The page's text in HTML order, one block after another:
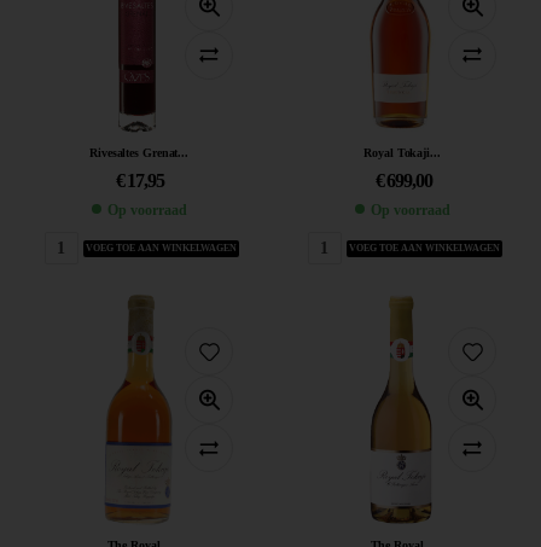
Rivesaltes Grenat...
€17,95
Op voorraad
VOEG TOE AAN WINKELWAGEN
Royal Tokaji...
€ 699,00
Op voorraad
VOEG TOE AAN WINKELWAGEN